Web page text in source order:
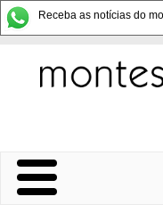
Receba as notícias do